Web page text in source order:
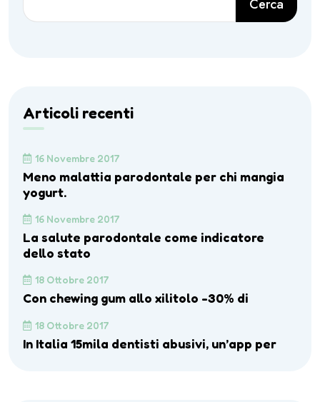
Cerca
Articoli recenti
16 Novembre 2017
Meno malattia parodontale per chi mangia
yogurt.
16 Novembre 2017
La salute parodontale come indicatore
dello stato
18 Ottobre 2017
Con chewing gum allo xilitolo -30% di
18 Ottobre 2017
In Italia 15mila dentisti abusivi, un’app per